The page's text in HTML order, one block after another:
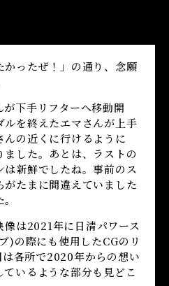
ったぜ！」の通り、念願
下手リフターへ移動開
を終えたエマさんが上手
の近くに行けるように
ました。あとは、ラストの
は新鮮でしたね。事前のス
がたまに間違えていました
は2021年に日清パワース
)の際にも使用したCGのリ
各所で2020年からの想い
いるような部分も見どこ